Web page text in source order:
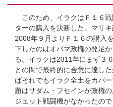
このため、イラクはＦ１６
ターの購入を決断した。マリ
2008年９月よりＦ１６の購入
下したのはオバマ政権の発足
る。イラクは2011年にまず３
との間で最終的に合意に達し
ばそれでもイラク全土をカバ
題はサダム・フセインが政権
ジェット戦闘機がなかったの